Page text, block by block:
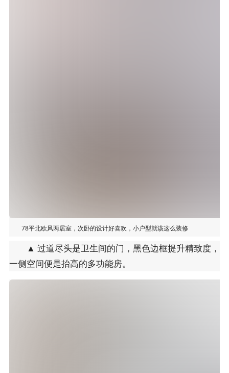
78平北欧风两居室，次卧的设计好喜欢，小户型就该这么装修
▲ 过道尽头是卫生间的门，黑色边框提升精致度，
一侧空间便是抬高的多功能房。